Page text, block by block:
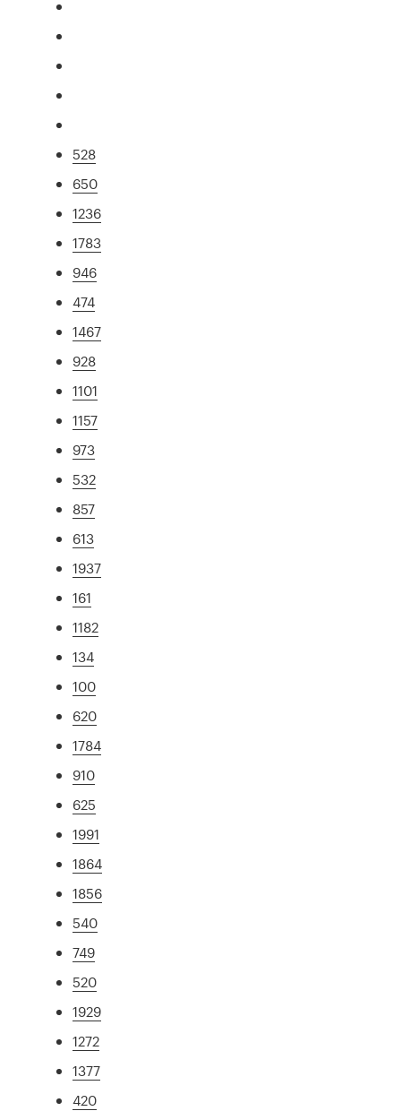
528
650
1236
1783
946
474
1467
928
1101
1157
973
532
857
613
1937
161
1182
134
100
620
1784
910
625
1991
1864
1856
540
749
520
1929
1272
1377
420